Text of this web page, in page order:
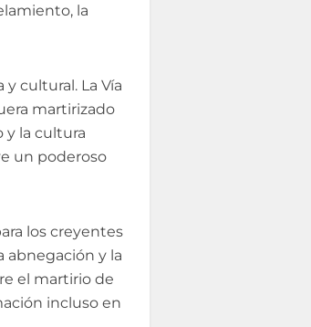
la
cultural. La Vía
martirizado
y la cultura
un poderoso
los creyentes
abnegación y la
el martirio de
incluso en